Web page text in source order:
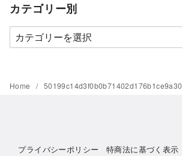
カテゴリー別
カ
テ
リ
Home 50199c14d3f0b0b71402d176b1ce9a30
プライバシーポリシー 特商法に基づく表示